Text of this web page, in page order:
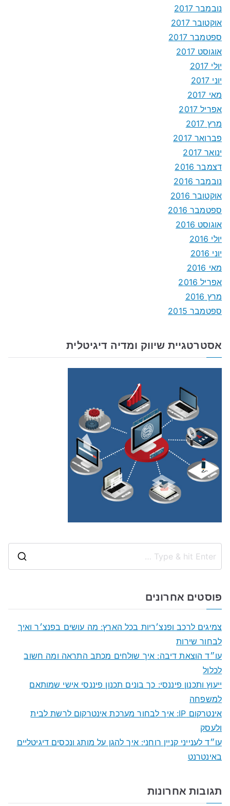
נובמבר 2017
אוקטובר 2017
ספטמבר 2017
אוגוסט 2017
יולי 2017
יוני 2017
מאי 2017
אפריל 2017
מרץ 2017
פברואר 2017
ינואר 2017
דצמבר 2016
נובמבר 2016
אוקטובר 2016
ספטמבר 2016
אוגוסט 2016
יולי 2016
יוני 2016
מאי 2016
אפריל 2016
מרץ 2016
ספטמבר 2015
אסטרטגיית שיווק ומדיה דיגיטלית
פוסטים אחרונים
צמיגים לרכב ופנצ׳ריות בכל הארץ: מה עושים בפנצ׳ר ואיך
לבחור שירות
עו״ד הוצאת דיבה: איך שולחים מכתב התראה ומה חשוב
לכלול
ייעוץ ותכנון פיננסי: כך בונים תכנון פיננסי אישי שמותאם
למשפחה
אינטרקום IP: איך לבחור מערכת אינטרקום לרשת לבית
ולעסק
עו״ד לענייני קניין רוחני: איך להגן על מותג ונכסים דיגיטליים
באינטרנט
תגובות אחרונות